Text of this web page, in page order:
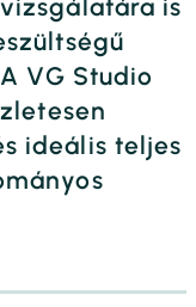
is
VG Studio
ideális teljes